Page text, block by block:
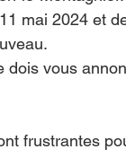
mai 2024 et
dois vous
frustrantes